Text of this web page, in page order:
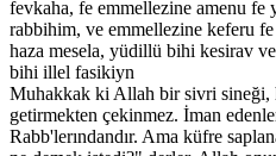
fevkaha, fe emmellezine amenu fe
rabbihim, ve emmellezine keferu
haza mesela, yüdillü bihi kesirav
bihi illel fasikiyn
Muhakkak ki Allah bir sivri sineği,
getirmekten çekinmez. İman
Rabb'lerındandır. Ama küfre